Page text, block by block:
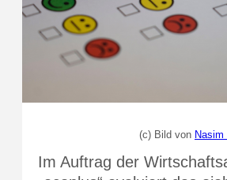
(c) Bild von Nasim
Im Auftrag der